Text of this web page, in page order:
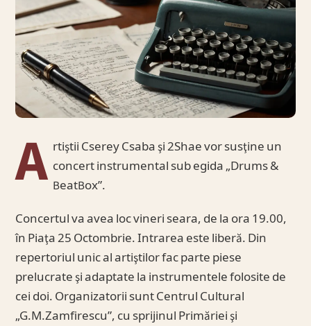
A rtiştii Cserey Csaba şi 2Shae vor susţine un
concert instrumental sub egida „Drums &
BeatBox”.
Concertul va avea loc vineri seara, de la ora 19.00,
în Piaţa 25 Octombrie. Intrarea este liberă. Din
repertoriul unic al artiştilor fac parte piese
prelucrate şi adaptate la instrumentele folosite de
cei doi. Organizatorii sunt Centrul Cultural
„G.M.Zamfirescu”, cu sprijinul Primăriei şi